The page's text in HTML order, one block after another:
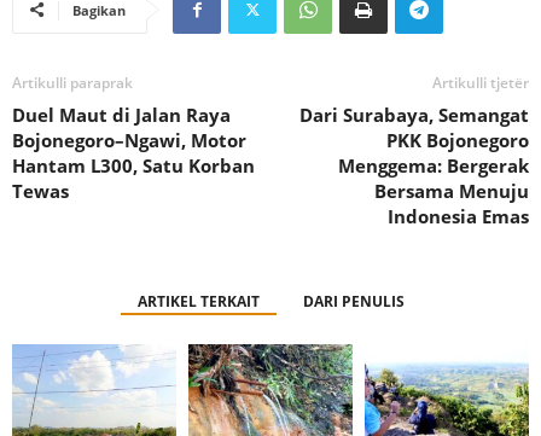
Bagikan
Artikulli paraprak
Duel Maut di Jalan Raya
Bojonegoro–Ngawi, Motor
Hantam L300, Satu Korban
Tewas
Artikulli tjetër
Dari Surabaya, Semangat
PKK Bojonegoro
Menggema: Bergerak
Bersama Menuju
Indonesia Emas
ARTIKEL TERKAIT DARI PENULIS